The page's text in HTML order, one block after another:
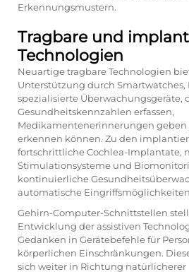
Erkennungsmustern.
Tragbare und
Technologien
Neuartige tragbare Technologien
Unterstützung durch Smartwatches,
spezialisierte Überwachungsgeräte,
Gesundheitskennzahlen erfassen,
Medikamentenerinnerungen
erkennen können. Zu den
fortschrittliche Cochlea-Implantate,
Stimulationsysteme und
kontinuierliche
automatische
Gehirn-Computer-Schnittstellen
Entwicklung der assistiven
Gedanken in Gerätebefehle für
körperlichen Einschränkungen.
sich weiter in Richtung natürlicherer